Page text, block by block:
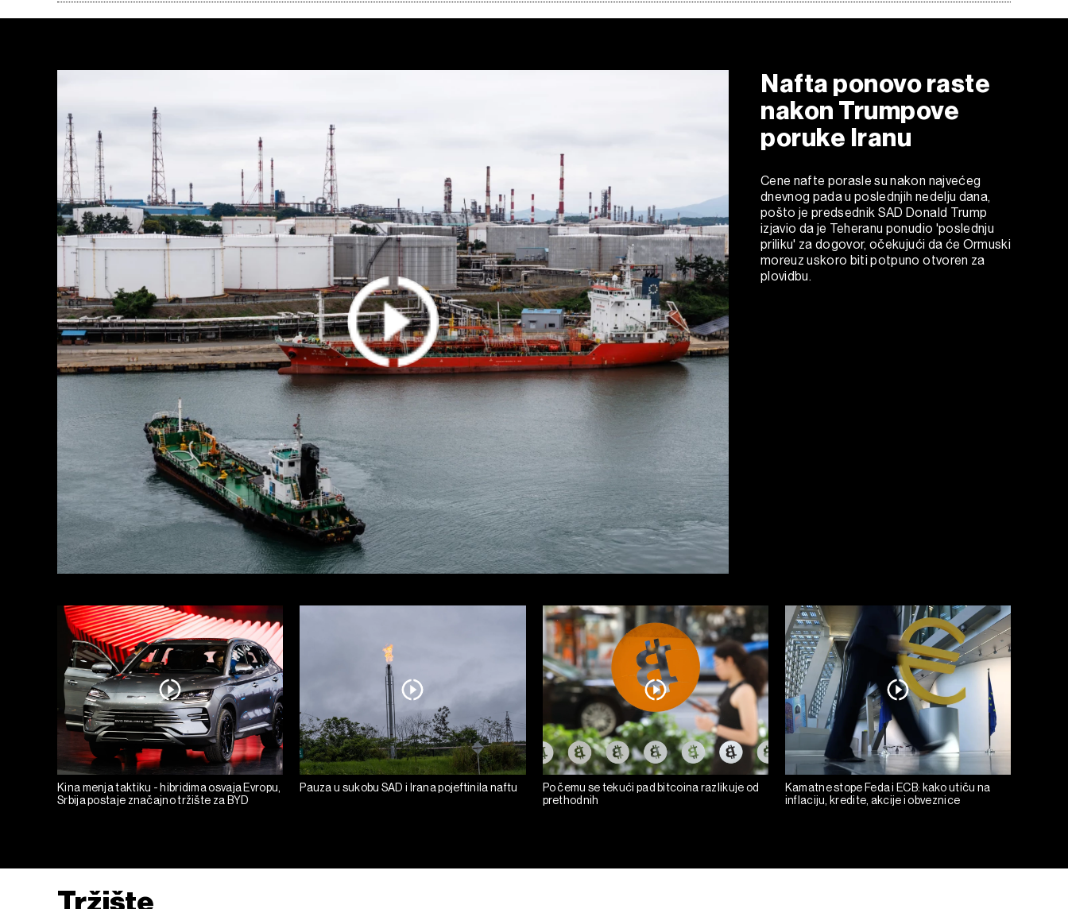
Nafta ponovo raste
nakon Trumpove
poruke Iranu
Cene nafte porasle su nakon najvećeg
dnevnog pada u poslednjih nedelju dana,
pošto je predsednik SAD Donald Trump
izjavio da je Teheranu ponudio 'poslednju
priliku' za dogovor, očekujući da će Ormuski
moreuz uskoro biti potpuno otvoren za
plovidbu.
Kina menja taktiku - hibridima osvaja Evropu,
Srbija postaje značajno tržište za BYD
Pauza u sukobu SAD i Irana pojeftinila naftu
Po čemu se tekući pad bitcoina razlikuje od
prethodnih
Kamatne stope Feda i ECB: kako utiču na
inflaciju, kredite, akcije i obveznice
Tržište